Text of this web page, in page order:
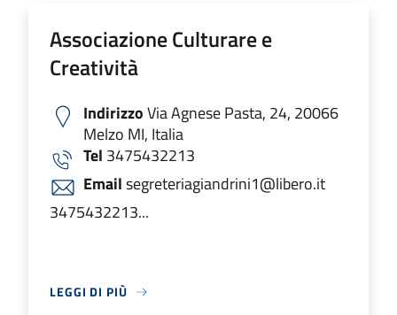
Associazione Culturare e
Creatività
IndirizzoVia Agnese Pasta, 24, 20066
Melzo MI, Italia
Tel 3475432213
Emailsegreteriagiandrini1@libero.it
3475432213...
LEGGI DI PIÙ